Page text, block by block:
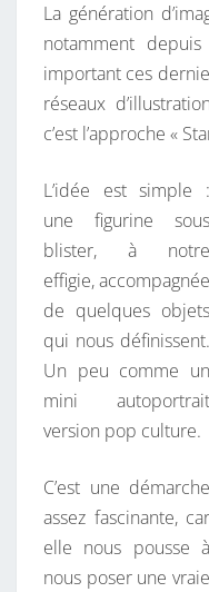
La génération
notamment
important ces
réseaux
c’est l’approche «
L’idée est simple :
une figurine sous
blister, à notre
effigie, accompagnée
de quelques objets
qui nous définissent.
Un peu comme un
mini autoportrait
version pop culture.
C’est une démarche
assez fascinante, car
elle nous pousse à
nous poser une vraie